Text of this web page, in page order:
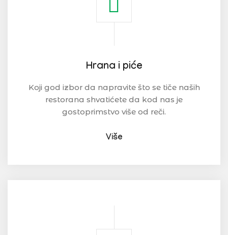
Hrana i piće
Koji god izbor da napravite što se tiče naših
restorana shvatićete da kod nas je
gostoprimstvo više od reči.
Više